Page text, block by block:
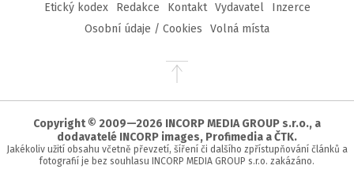
Etický kodex Redakce Kontakt Vydavatel
Inzerce
Osobní údaje / Cookies
Volná místa
Přejít
stránky
Copyright © 2009—2026 INCORP MEDIA GROUP s.r.o., a
dodavatelé INCORP images, Profimedia a ČTK.
Jakékoliv užití obsahu včetně převzetí, šíření či dalšího zpřístupňování článků a
fotografií je bez souhlasu INCORP MEDIA GROUP s.r.o. zakázáno.